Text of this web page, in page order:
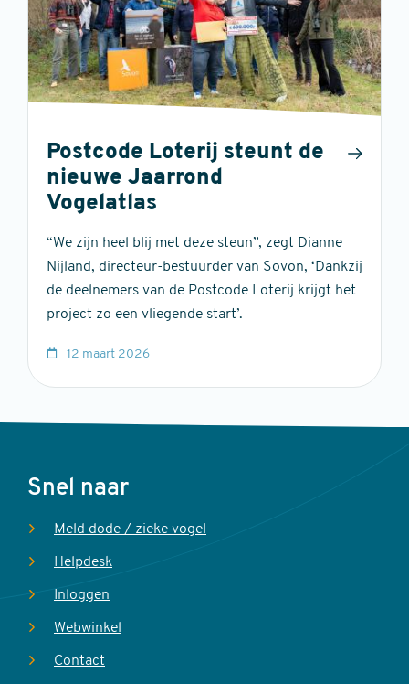
Postcode Loterij steunt de
nieuwe Jaarrond
Vogelatlas
“We zijn heel blij met deze steun”, zegt Dianne
Nijland, directeur-bestuurder van Sovon, ‘Dankzij
de deelnemers van de Postcode Loterij krijgt het
project zo een vliegende start’.
12 maart 2026
Voet
Snel naar
Meld dode / zieke vogel
Helpdesk
Inloggen
Webwinkel
Contact